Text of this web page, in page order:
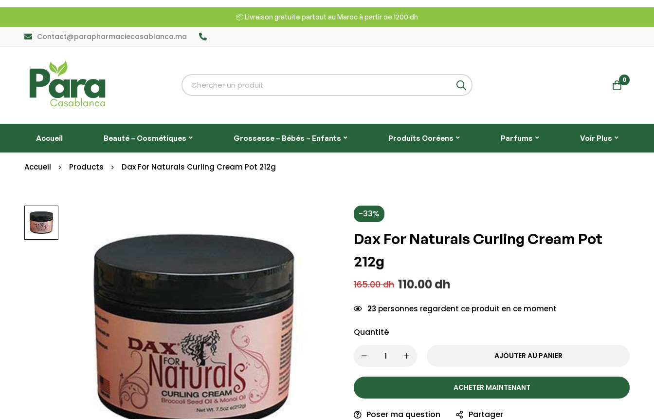
📦 Livraison gratuite partout au Maroc à partir de 1200 dh
Contact@parapharmaciecasablanca.ma
0
Accueil Beauté – Cosmétiques Grossesse – Bébés – Enfants Produits Coréens Parfums Voir Plus
Accueil Products Dax For Naturals Curling Cream Pot 212g
-33%
Dax For Naturals Curling Cream Pot
212g
165.00dh 110.00dh
23 personnes regardent ce produit en ce moment
Quantité
AJOUTER AU PANIER
ACHETER MAINTENANT
Poser ma question Partager